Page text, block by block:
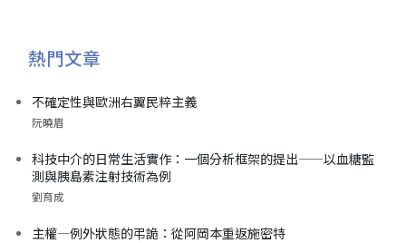
熱門文章
不確定性與歐洲右翼民粹主義
阮曉眉
科技中介的日常生活實作：一個分析框架的提出——以血糖監
測與胰島素注射技術為例
劉育成
主權—例外狀態的弔詭：從阿岡本重返施密特